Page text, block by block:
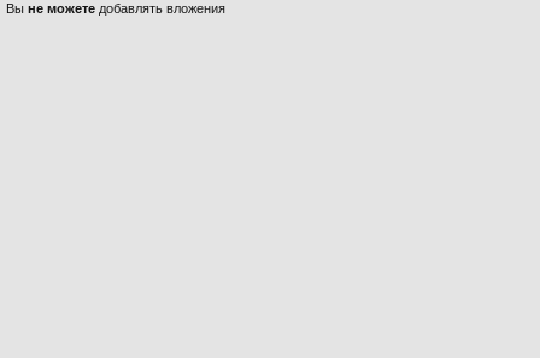
Вы не можете добавлять вложения